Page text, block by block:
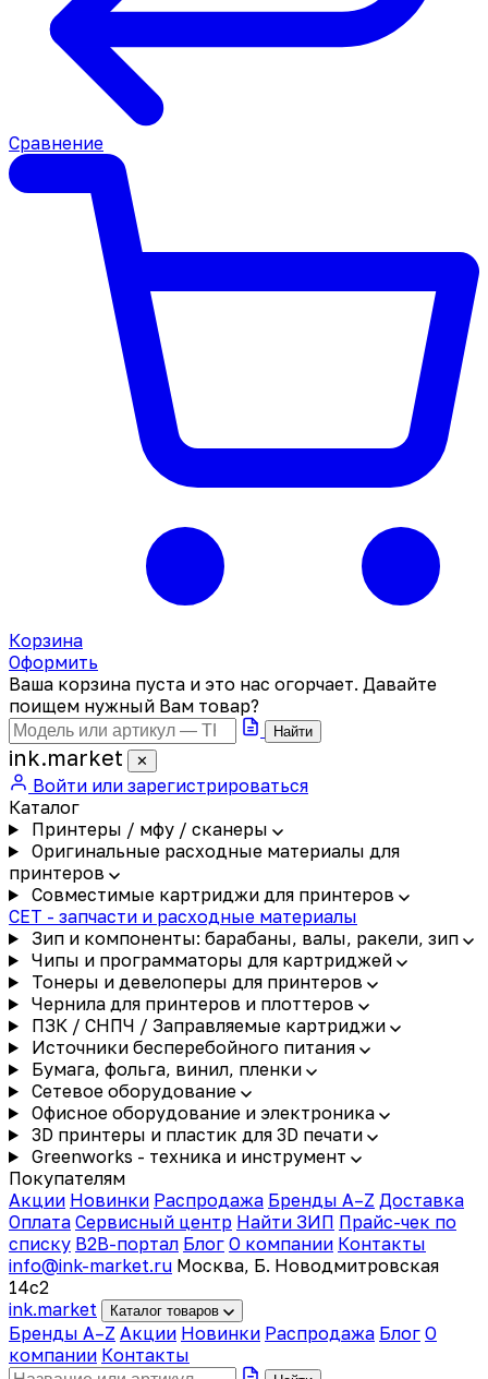
Сравнение
Корзина
Оформить
Ваша корзина пуста и это нас огорчает. Давайте
поищем нужный Вам товар?
Найти
ink.market ✕
Войти или зарегистрироваться
Каталог
Принтеры / мфу / сканеры
Оригинальные расходные материалы для
принтеров
Совместимые картриджи для принтеров
CET - запчасти и расходные материалы
Зип и компоненты: барабаны, валы, ракели, зип
Чипы и программаторы для картриджей
Тонеры и девелоперы для принтеров
Чернила для принтеров и плоттеров
ПЗК / СНПЧ / Заправляемые картриджи
Источники бесперебойного питания
Бумага, фольга, винил, пленки
Сетевое оборудование
Офисное оборудование и электроника
3D принтеры и пластик для 3D печати
Greenworks - техника и инструмент
Покупателям
Акции Новинки Распродажа Бренды A–Z Доставка
Оплата Сервисный центр Найти ЗИП Прайс-чек по
списку B2B-портал Блог О компании Контакты
info@ink-market.ru Москва, Б. Новодмитровская
14с2
ink.market Каталог товаров
Бренды A–Z Акции Новинки Распродажа Блог О
компании Контакты